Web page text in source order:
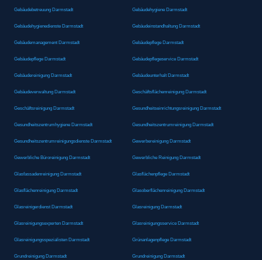
Gebäudebetreuung Darmstadt Gebäudehygiene Darmstadt
Gebäudehygienedienste Darmstadt Gebäudeinstandhaltung Darmstadt
Gebäudemanagement Darmstadt Gebäudepflege Darmstadt
Gebäudepflege Darmstadt Gebäudepflegeservice Darmstadt
Gebäudereinigung Darmstadt Gebäudeunterhalt Darmstadt
Gebäudeverwaltung Darmstadt Geschäftsflächenreinigung Darmstadt
Geschäftsreinigung Darmstadt Gesundheitseinrichtungsreinigung Darmstadt
Gesundheitszentrumhygiene Darmstadt Gesundheitszentrumreinigung Darmstadt
Gesundheitszentrumreinigungsdienste Darmstadt Gewerbereinigung Darmstadt
Gewerbliche Büroreinigung Darmstadt Gewerbliche Reinigung Darmstadt
Glasfassadenreinigung Darmstadt Glasflächenpflege Darmstadt
Glasflächenreinigung Darmstadt Glasoberflächenreinigung Darmstadt
Glasreinigerdienst Darmstadt Glasreinigung Darmstadt
Glasreinigungsexperten Darmstadt Glasreinigungsservice Darmstadt
Glasreinigungsspezialisten Darmstadt Grünanlagenpflege Darmstadt
Grundreinigung Darmstadt Grundreinigung Darmstadt